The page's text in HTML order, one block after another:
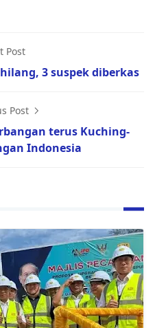
Post
3 suspek diberkas
Post
terus Kuching-
Indonesia